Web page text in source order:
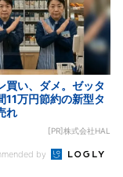
買い、ダメ。ゼッタ
11万円節約の新型タ
れ
[PR]株式会社HAL
by